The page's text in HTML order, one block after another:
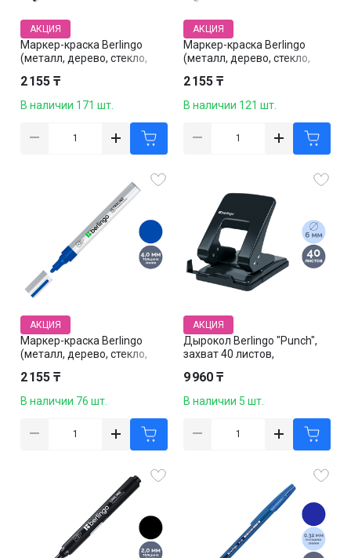
Маркер-краска Berlingo
(металл, дерево, стекло,
за штуку
АКЦИЯ
2 155 ₸
В наличии 171 шт.
Маркер-краска Berlingo
(металл, дерево, стекло,
цена за штуку
АКЦИЯ
2 155 ₸
В наличии 121 шт.
Маркер-краска Berlingo
(металл, дерево, стекло,
за штуку
АКЦИЯ
2 155 ₸
В наличии 76 шт.
Дырокол Berlingo "Punch",
захват 40 листов,
АКЦИЯ
9 960 ₸
В наличии 5 шт.